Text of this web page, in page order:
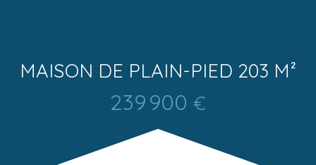
MAISON DE PLAIN-PIED 203 M²
239 900 €